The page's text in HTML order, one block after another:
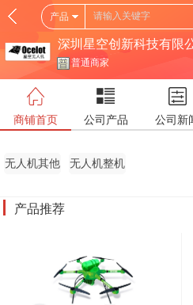
产品
深圳星空创新科技有限
普通商家
商铺首页 公司产品 公司新
无人机其他 无人机整机
产品推荐